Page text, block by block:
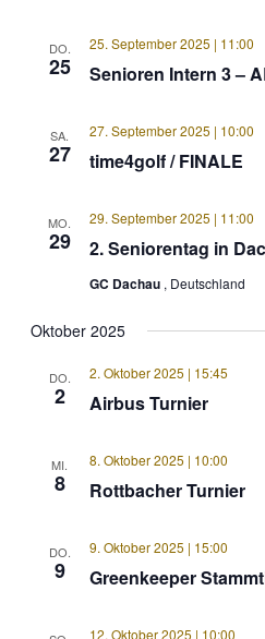
DO.
25 Senioren Intern 3 –
25. September 2025 | 11:00
SA.
27 time4golf / FINALE
27. September 2025 | 10:00
MO.
29 2. Seniorentag in
29. September 2025 | 11:00
GC Dachau , Deutschland
Oktober 2025
DO.
2 Airbus Turnier
2. Oktober 2025 | 15:45
MI.
8 Rottbacher Turnier
8. Oktober 2025 | 10:00
DO.
9 Greenkeeper
9. Oktober 2025 | 15:00
12. Oktober 2025 | 10:00